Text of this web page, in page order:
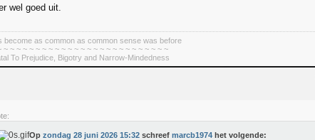
wel goed uit.
become as common as common sense was before
~ ~ ~ ~ ~ ~ ~ ~ ~ ~ ~ ~ ~ ~ ~ ~ ~ ~ ~ ~ ~ ~ ~ ~ ~ ~
To Prejudice, Bigotry and Narrow-Mindedness
Op zondag 28 juni 2026 15:32 schreef marcb1974 het volgende: